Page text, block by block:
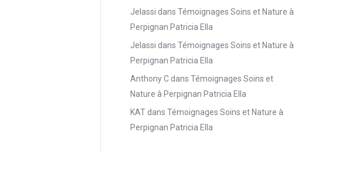
Jelassi dans Témoignages Soins et Nature à
Perpignan Patricia Ella
Jelassi dans Témoignages Soins et Nature à
Perpignan Patricia Ella
Anthony C dans Témoignages Soins et
Nature à Perpignan Patricia Ella
KAT dans Témoignages Soins et Nature à
Perpignan Patricia Ella